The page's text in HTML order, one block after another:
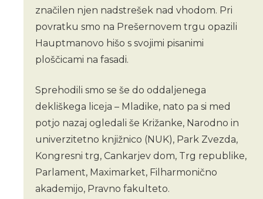
značilen njen nadstrešek nad vhodom. Pri
povratku smo na Prešernovem trgu opazili
Hauptmanovo hišo s svojimi pisanimi
ploščicami na fasadi.
Sprehodili smo se še do oddaljenega
dekliškega liceja – Mladike, nato pa si med
potjo nazaj ogledali še Križanke, Narodno in
univerzitetno knjižnico (NUK), Park Zvezda,
Kongresni trg, Cankarjev dom, Trg republike,
Parlament, Maximarket, Filharmonično
akademijo, Pravno fakulteto.